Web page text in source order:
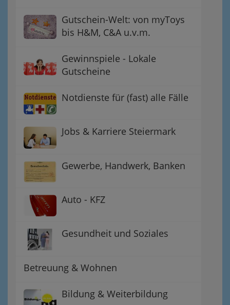
Gutschein-Welt: von myToys
bis H&M, C&A u.v.m.
Gewinnspiele - Lokale
Gutscheine
Notdienste für (fast) alle Fälle
Jobs & Karriere Steiermark
Gewerbe, Handwerk, Banken
Auto - KFZ
Gesundheit und Soziales
Betreuung & Wohnen
Bildung & Weiterbildung